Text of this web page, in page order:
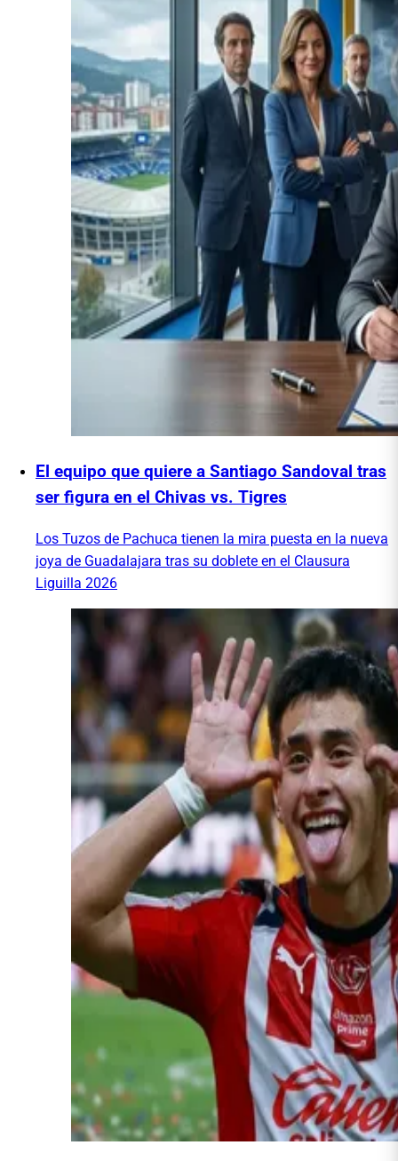
El equipo que quiere a Santiago Sandoval tras
ser figura en el Chivas vs. Tigres
Los Tuzos de Pachuca tienen la mira puesta en la nueva
joya de Guadalajara tras su doblete en el Clausura
Liguilla 2026